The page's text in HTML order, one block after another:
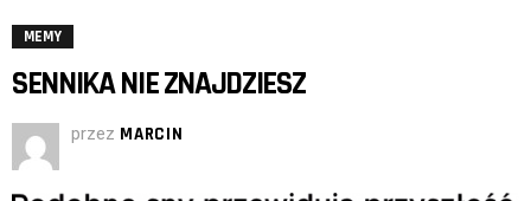
MEMY
SENNIKA NIE ZNAJDZIESZ
przez MARCIN